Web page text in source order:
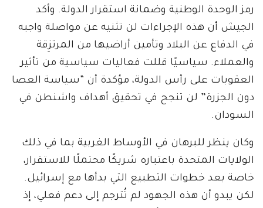
رمز الوحدة الوطنية وضمانة استقرار الدولة. وأكد
الجيش أن هذه الإجراءات لن تثنيه عن مواصلة واجبه
في الدفاع عن البلاد وتأمين أراضيها من المرتزِقة
والعملاء. سياسيًا قللت فعاليات سياسية من تأثير
العقوبات على رأس الدولة، مؤكدة أن “سياسة العصا
دون الجزرة” لن تنجح في تحقيق أهداف واشنطن في
السودان.
وكان ينظر للبرهان في الأوساط الغربية بما في ذلك
الولايات المتحدة باعتباره شريكًا محتملًا للاستقرار،
خاصة بعد خطوات التطبيع التي بدأها مع إسرائيل.
لكن يبدو أن هذه الجهود لم تُترجم إلى دعم فعلي، إذ